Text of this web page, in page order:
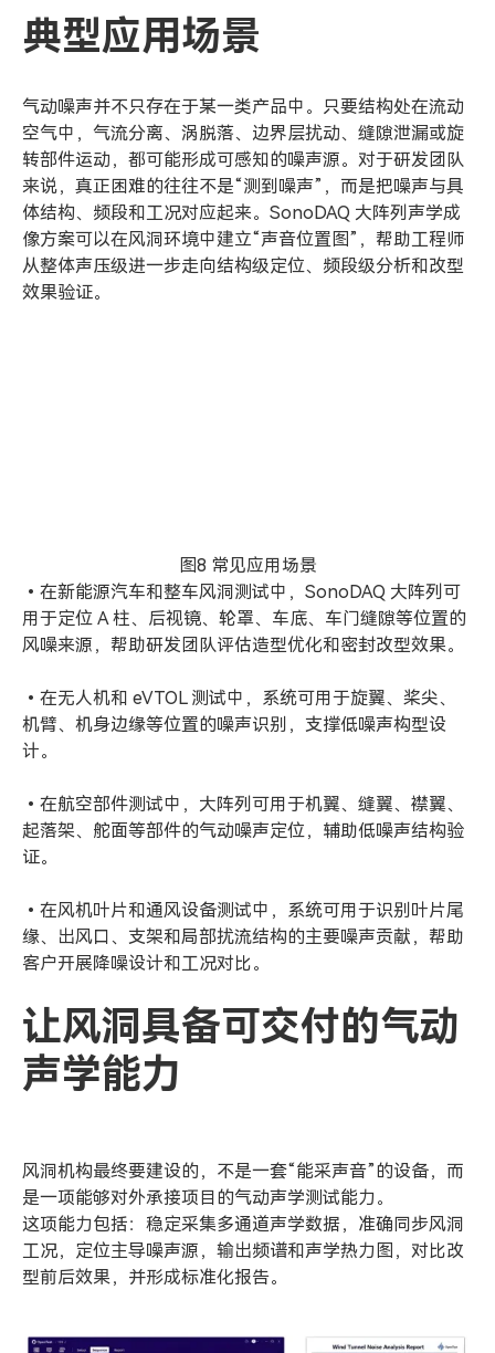
典型应用场景
气动噪声并不只存在于某一类产品中。只要结构处在流动
空气中，气流分离、涡脱落、边界层扰动、缝隙泄漏或旋
转部件运动，都可能形成可感知的噪声源。对于研发团队
来说，真正困难的往往不是“测到噪声”，而是把噪声与具
体结构、频段和工况对应起来。SonoDAQ 大阵列声学成
像方案可以在风洞环境中建立“声音位置图”，帮助工程师
从整体声压级进一步走向结构级定位、频段级分析和改型
效果验证。
图8 常见应用场景
•在新能源汽车和整车风洞测试中，SonoDAQ 大阵列可
用于定位 A 柱、后视镜、轮罩、车底、车门缝隙等位置的
风噪来源，帮助研发团队评估造型优化和密封改型效果。
•在无人机和 eVTOL 测试中，系统可用于旋翼、桨尖、
机臂、机身边缘等位置的噪声识别，支撑低噪声构型设
计。
•在航空部件测试中，大阵列可用于机翼、缝翼、襟翼、
起落架、舵面等部件的气动噪声定位，辅助低噪声结构验
证。
•在风机叶片和通风设备测试中，系统可用于识别叶片尾
缘、出风口、支架和局部扰流结构的主要噪声贡献，帮助
客户开展降噪设计和工况对比。
让风洞具备可交付的气动
声学能力
风洞机构最终要建设的，不是一套“能采声音”的设备，而
是一项能够对外承接项目的气动声学测试能力。
这项能力包括：稳定采集多通道声学数据，准确同步风洞
工况，定位主导噪声源，输出频谱和声学热力图，对比改
型前后效果，并形成标准化报告。